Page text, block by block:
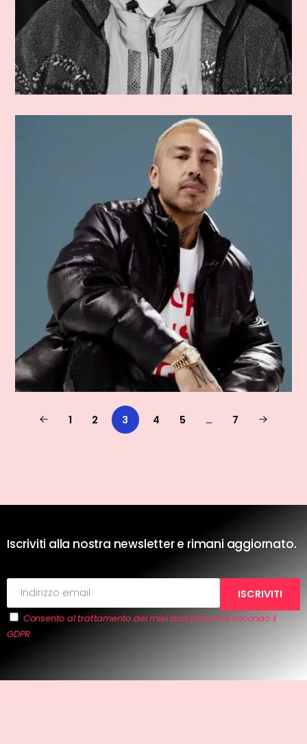
1 2 3 4 5 … 7
Iscriviti alla nostra newsletter e rimani aggiornato.
Consento al trattamento dei miei dati personali secondo il
GDPR